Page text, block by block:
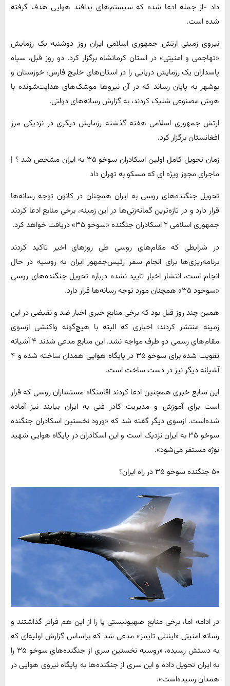
داد -از جمله ادعا شده که سیستم‌های پدافند هوایی هدف گرفته
شده است.
نیروی زمینی ارتش جمهوری اسلامی ایران روز دوشنبه یک رزمایش
«تهاجمی و امنیتی» در استان کرمانشاه برگزار کرد. دو روز قبل، سپاه
پاسداران یک رزمایش دریایی را در استان‌های خلیج فارس، خوزستان و
بوشهر به پایان رساند که در آن نیروها موشک‌های هدایت‌شونده با
هوش مصنوعی شلیک کردند، به گزارش رسانه‌های دولتی.
ارتش جمهوری اسلامی هفته گذشته رزمایش دیگری در نزدیکی مرز
افغانستان برگزار کرد.
زمان تحویل کامل اولین اسکادران سوخو ۳۵ به ایران مشخص شد ؟ |
ماجرای مجوز ویژه‌ ای که مسکو به تهران داد
تحویل جنگنده‌های روسی به ایران همچنان در کانون توجه رسانه‌ها
قرار دارد و در تازه‌ترین گمانه‌زنی‌ها در این زمینه، برخی منابع ادعا کردند
جمهوری اسلامی ۲ اسکادران جنگنده «سوخو ۳۵» دریافت خواهد کرد.
در شرایطی که مقام‌های روسی طی روزهای اخیر تاکید کردند
برنامه‌ریزی‌ها برای انجام سفر رئیس‌جمهور ایران به روسیه در حال
انجام است، انتشار اخبار تایید نشده درباره تحویل جنگنده‌های روسی
«سوخود ۳۵» همچنان مورد توجه رسانه‌ها قرار دارد.
همین چند روز قبل بود که برخی منابع خبری اخبار ضد و نقیضی در این
زمینه منتشر کردند؛ اخباری که البته با هیچ‌گونه واکنشی ازسوی
مقام‌های رسمی دو طرف مواجه نشد. این منابع مدعی شدند ۴ آشیانه
تقویت شده برای سوخو ۳۵ در پایگاه هوایی همدان ساخته شده و ۴
آشیانه دیگر نیز در دست ساخت است.
این منابع خبری همچنین ادعا کردند اقامتگاه مستشاران روسی که قرار
است برای آموزش و مدیریت کادر فنی به ایران بیایند نیز آماده
شده‌است. ازسوی دیگر گفته شد که «ورود نخستین اسکادران جنگنده
سوخو ۳۵ به ایران نزدیک است و این اسکادران در پایگاه هوایی شهید
نوژه مستقر می‌شود».
۵۰ جنگنده سوخو ۳۵ در راه ایران؟
در ادامه اما، برخی منابع صهیونیستی پا را از این هم فراتر گذاشتند و
رسانه امنیتی «اینتلی تایمز» مدعی شد که براساس گزارش اولیه‌ای که
به دستش رسیده، «روسیه نخستین سری از جنگنده‌های سوخو ۳۵ را
به ایران تحویل داده‌ و این سری از جنگنده‌ها به پایگاه نیروی هوایی در
همدان رسیده‌است».